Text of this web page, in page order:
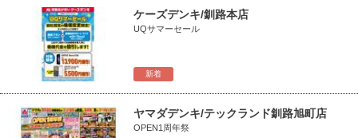
新着
ケーズデンキ/釧路本店
UQサマーセール
ヤマダデンキ/テックランド釧路旭町店
OPEN1周年祭